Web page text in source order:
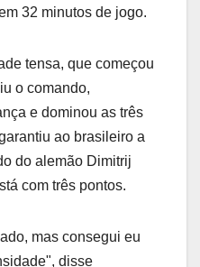
32 minutos de jogo.
tensa, que começou
o comando,
e dominou as três
ao brasileiro a
do alemão Dimitrij
com três pontos.
mas consegui eu
disse